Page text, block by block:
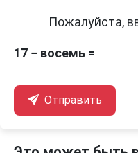
Пожалуйста,
17 − восемь =
Отправить